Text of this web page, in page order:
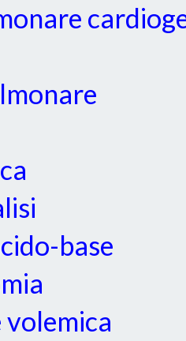
base
volemica